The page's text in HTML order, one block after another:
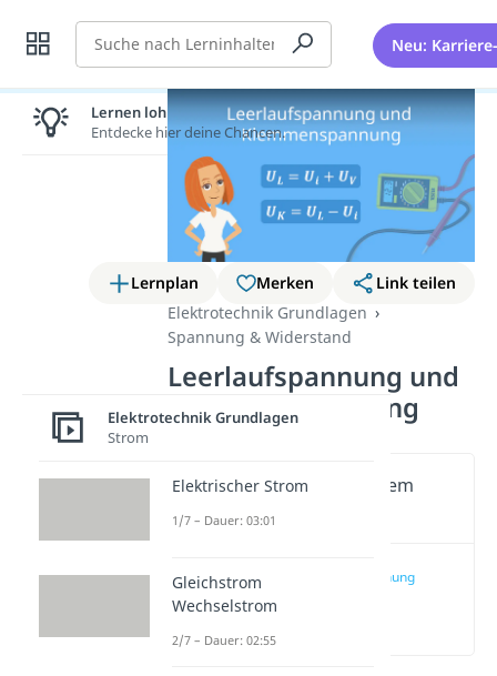
Suche Neu:
Lernplan Merken
Link teilen
Elektrotechnik Grundlagen
Spannung & Widerstand
Leerlaufspannung und
Klemmenspannung
Wichtige Inhalte in diesem
Video
Leerlaufspannung
Lernen lohnt sich!
Entdecke hier deine Chancen.
Elektrotechnik Grundlagen
Strom
Elektrischer Strom
1/7 – Dauer: 03:01
Gleichstrom
Wechselstrom
2/7 – Dauer: 02:55